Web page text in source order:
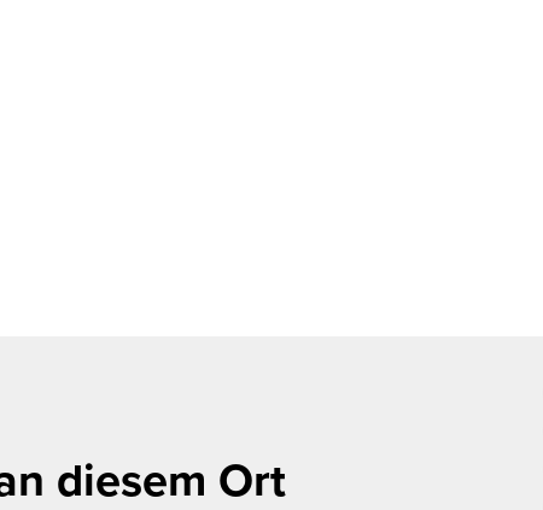
diesem Ort